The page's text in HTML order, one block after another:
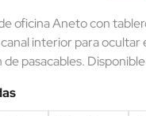
oficina Aneto con
interior para
de pasacables.